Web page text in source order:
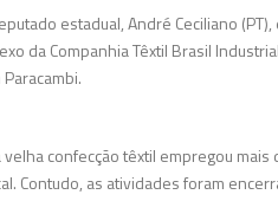
estadual, André Ceciliano
da Companhia Têxtil Brasil
confecção têxtil empregou
Contudo, as atividades foram